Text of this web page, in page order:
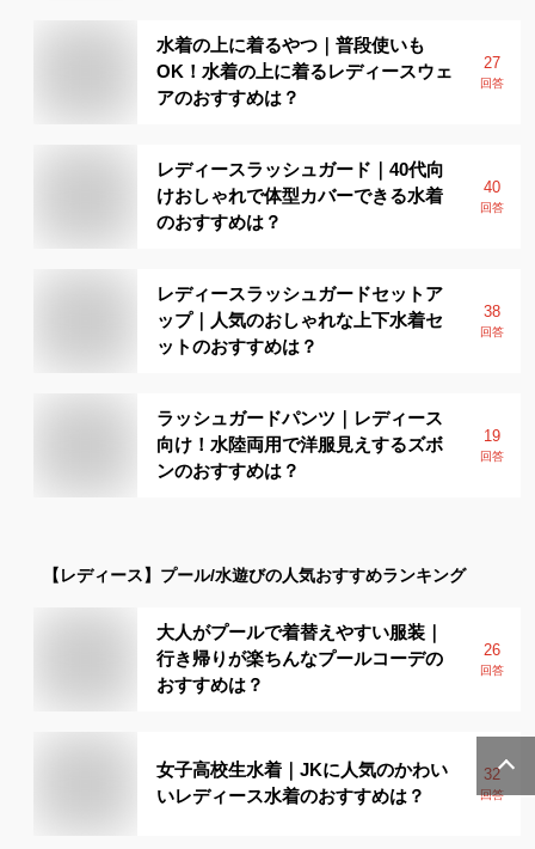
水着の上に着るやつ｜普段使いも
OK！水着の上に着るレディースウェ
アのおすすめは？
27
回答
レディースラッシュガード｜40代向
けおしゃれで体型カバーできる水着
のおすすめは？
40
回答
レディースラッシュガードセットア
ップ｜人気のおしゃれな上下水着セ
ットのおすすめは？
38
回答
ラッシュガードパンツ｜レディース
向け！水陸両用で洋服見えするズボ
ンのおすすめは？
19
回答
【レディース】 プール/水遊びの人気おすすめランキング
大人がプールで着替えやすい服装｜
行き帰りが楽ちんなプールコーデの
おすすめは？
26
回答
女子高校生水着｜JKに人気のかわい
いレディース水着のおすすめは？
32
回答